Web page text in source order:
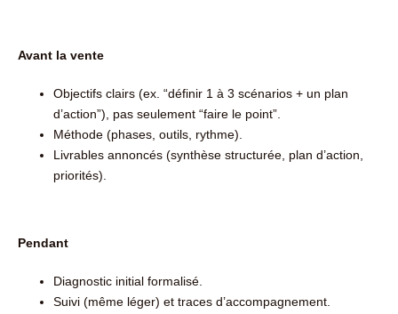
Avant la vente
Objectifs clairs (ex. “définir 1 à 3 scénarios + un plan
d’action”), pas seulement “faire le point”.
Méthode (phases, outils, rythme).
Livrables annoncés (synthèse structurée, plan d’action,
priorités).
Pendant
Diagnostic initial formalisé.
Suivi (même léger) et traces d’accompagnement.